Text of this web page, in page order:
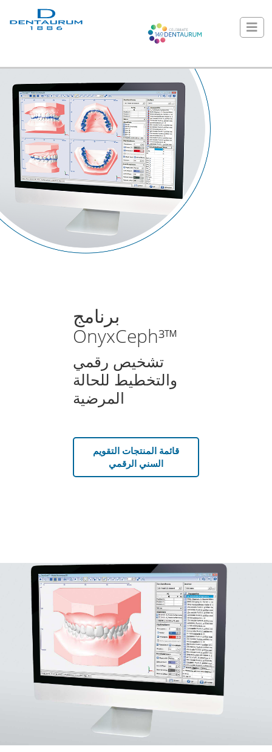
برنامج
OnyxCeph³™
تشخيص رقمي
والتخطيط للحالة
المرضية
قائمة المنتجات التقويم
السني الرقمي